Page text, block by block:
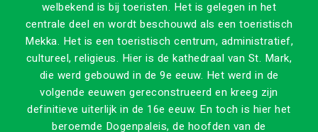
welbekend is bij toeristen. Het is gelegen in het
centrale deel en wordt beschouwd als een toeristisch
Mekka. Het is een toeristisch centrum, administratief,
cultureel, religieus. Hier is de kathedraal van St. Mark,
die werd gebouwd in de 9e eeuw. Het werd in de
volgende eeuwen gereconstrueerd en kreeg zijn
definitieve uiterlijk in de 16e eeuw. En toch is hier het
beroemde Dogenpaleis, de hoofden van de